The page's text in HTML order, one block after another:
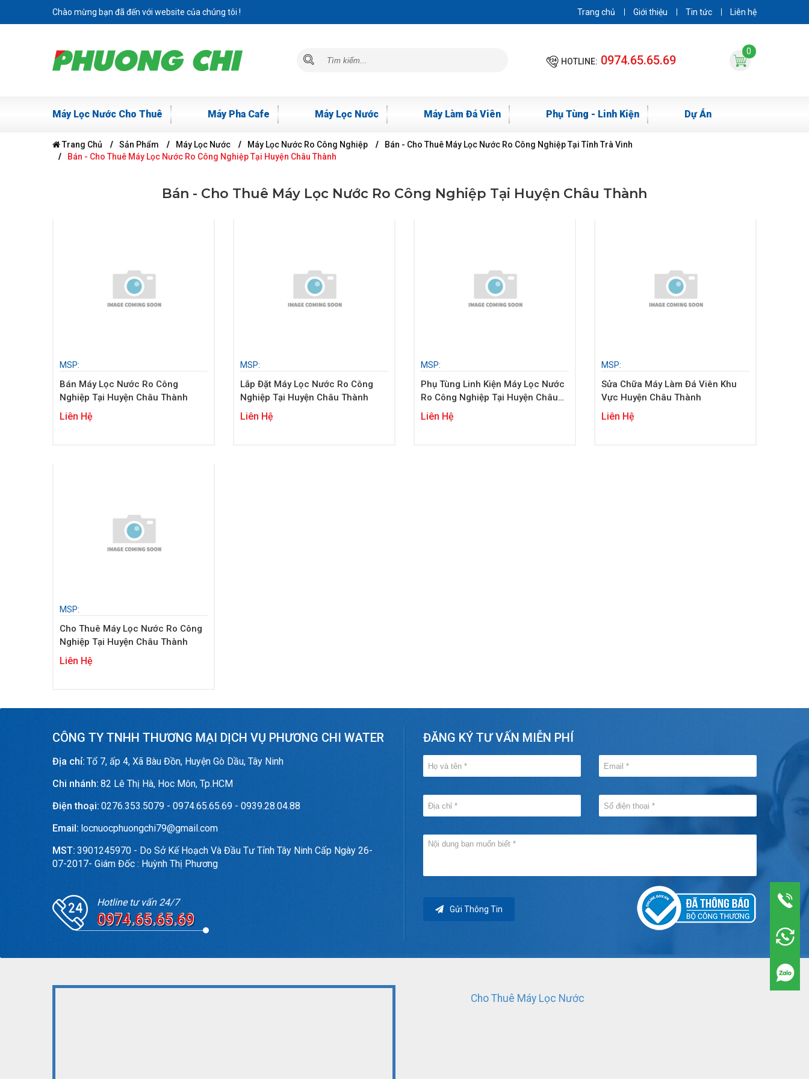
Chào mừng bạn đã đến với website của chúng tôi ! Trang chủ Giới thiệu Tin tức Liên hệ
HOTLINE: 0974.65.65.69
0
Máy Lọc Nước Cho Thuê Máy Pha Cafe Máy Lọc Nước Máy Làm Đá Viên Phụ Tùng - Linh Kiện Dự Án
Trang Chủ Sản Phẩm Máy Lọc Nước Máy Lọc Nước Ro Công Nghiệp
Bán - Cho Thuê Máy Lọc Nước Ro Công Nghiệp Tại Tỉnh Trà Vinh
Bán - Cho Thuê Máy Lọc Nước Ro Công Nghiệp Tại Huyện Châu Thành
Bán - Cho Thuê Máy Lọc Nước Ro Công Nghiệp Tại Huyện Châu Thành
MSP:
Bán Máy Lọc Nước Ro Công
Nghiệp Tại Huyện Châu Thành
Liên Hệ
MSP:
Lắp Đặt Máy Lọc Nước Ro Công
Nghiệp Tại Huyện Châu Thành
Liên Hệ
MSP:
Phụ Tùng Linh Kiện Máy Lọc Nước
Ro Công Nghiệp Tại Huyện Châu
Thành
Liên Hệ
MSP:
Sửa Chữa Máy Làm Đá Viên Khu
Vực Huyện Châu Thành
Liên Hệ
MSP:
Cho Thuê Máy Lọc Nước Ro Công
Nghiệp Tại Huyện Châu Thành
Liên Hệ
CÔNG TY TNHH THƯƠNG MẠI DỊCH VỤ PHƯƠNG CHI WATER
Địa chỉ: Tổ 7, ấp 4, Xã Bàu Đồn, Huyện Gò Dầu, Tây Ninh
Chi nhánh: 82 Lê Thị Hà, Hoc Môn, Tp.HCM
Điện thoại: 0276.353.5079 - 0974.65.65.69 - 0939.28.04.88
Email: locnuocphuongchi79@gmail.com
MST: 3901245970 - Do Sở Kế Hoạch Và Đầu Tư Tỉnh Tây Ninh Cấp Ngày 26-
07-2017- Giám Đốc : Huỳnh Thị Phương
Hotline tư vấn 24/7
0974.65.65.69
ĐĂNG KÝ TƯ VẤN MIỄN PHÍ
Gửi Thông Tin
Cho Thuê Máy Lọc Nước